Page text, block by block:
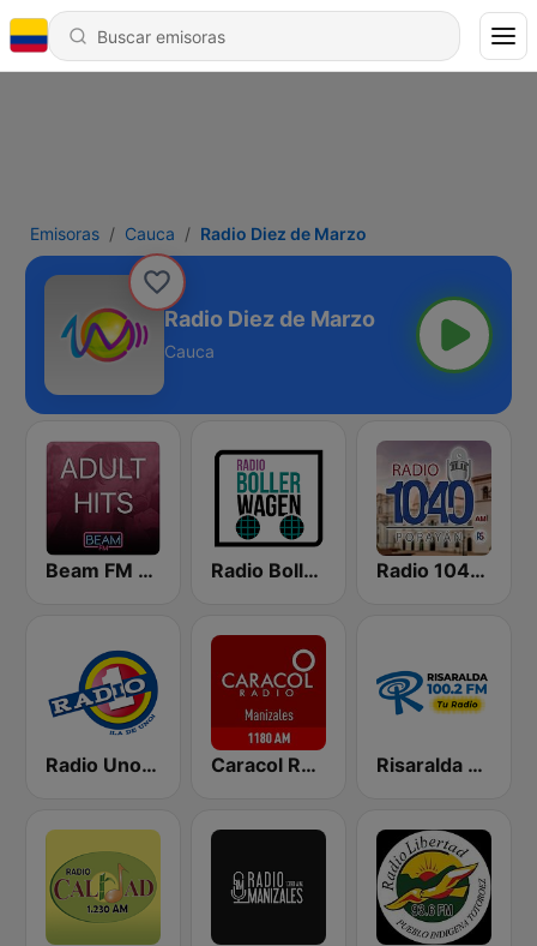
Emisoras Cauca Radio Diez de Marzo
Radio Diez de Marzo
Cauca
Beam FM - Adult Hits Radio Bollerwagen Radio 1040 AM
Radio Uno Popayan Caracol Radio Manizales Risaralda 100.2 FM